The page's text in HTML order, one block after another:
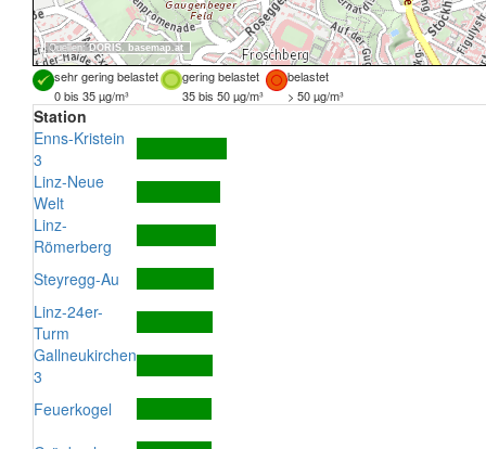
Quellen:DORIS, basemap.at
sehr gering belastet gering belastet
belastet
0 bis 35 µg/m³
35 bis 50 µg/m³ > 50 µg/m³
Station
Enns-Kristein
3
Linz-Neue
Welt
Linz-
Römerberg
Steyregg-Au
Linz-24er-
Turm
Gallneukirchen
3
Feuerkogel